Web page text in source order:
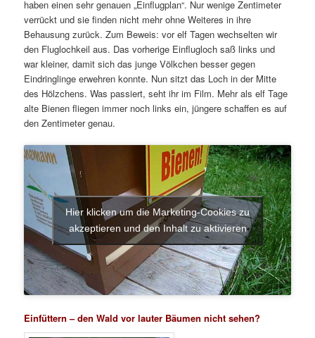
haben einen sehr genauen „Einflugplan“. Nur wenige Zentimeter
verrückt und sie finden nicht mehr ohne Weiteres in ihre
Behausung zurück. Zum Beweis: vor elf Tagen wechselten wir
den Fluglochkeil aus. Das vorherige Einflugloch saß links und
war kleiner, damit sich das junge Völkchen besser gegen
Eindringlinge erwehren konnte. Nun sitzt das Loch in der Mitte
des Hölzchens. Was passiert, seht ihr im Film. Mehr als elf Tage
alte Bienen fliegen immer noch links ein, jüngere schaffen es auf
den Zentimeter genau.
Hier klicken um die Marketing-Cookies zu
akzeptieren und den Inhalt zu aktivieren
Einfüttern – den Wald vor lauter Bäumen nicht sehen?